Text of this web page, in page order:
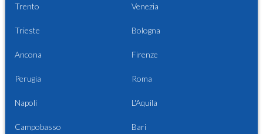
Trento Venezia
Trieste Bologna
Ancona Firenze
Perugia Roma
Napoli L'Aquila
Campobasso Bari